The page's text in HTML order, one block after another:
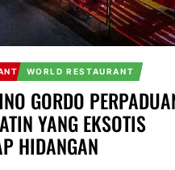
WORLD RESTAURANT
GORDO
YANG EKSOTIS
HIDANGAN